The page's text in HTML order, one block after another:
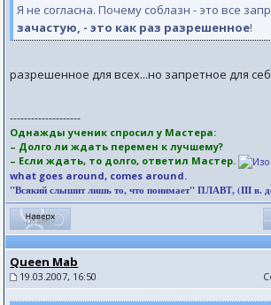
Я не согласна. Почему соблазн - это все
зачастую, - это как раз разрешенное!
разрешенное для всех...но запретное для
--------------------
Однажды ученик спросил у Мастера:
– Долго ли ждать перемен к лучшему?
– Если ждать, то долго, ответил Мастер.
what goes around, comes around.
"Всякий слышит лишь то, что понимает" ПЛАВТ, (III в.
Queen Mab
19.03.2007, 16:50